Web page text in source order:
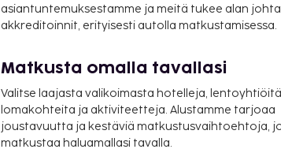
asiantuntemuksestamme ja meitä tukee alan
akkreditoinnit, erityisesti autolla matkustamisessa.
Matkusta omalla tavallasi
Valitse laajasta valikoimasta hotelleja,
lomakohteita ja aktiviteetteja. Alustamme tarjoaa
joustavuutta ja kestäviä matkustusvaihtoehtoja,
matkustaa haluamallasi tavalla.